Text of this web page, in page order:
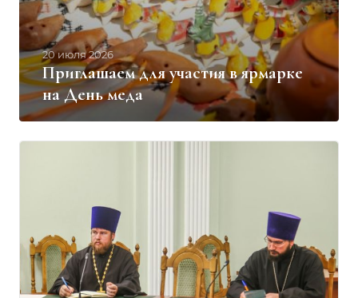
Приглашаем для участия в ярмарке
на День меда
20 июля 2026